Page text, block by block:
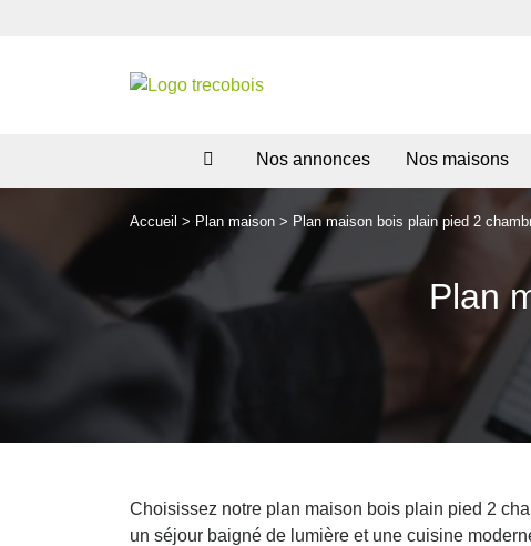
Nos annonces Nos maisons
Accueil > Plan maison > Plan maison bois plain pied 2
Plan
Choisissez notre plan maison bois plain pied 2
un séjour baigné de lumière et une cuisine